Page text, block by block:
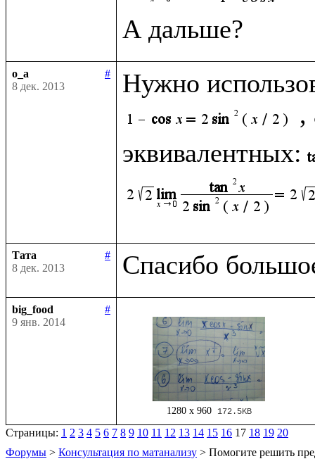
o_a
#
8 дек. 2013
Нужно
,
эквивалентных:
Тата
#
8 дек. 2013
big_food
#
9 янв. 2014
1280 x 960 172.5KB
Страницы: 1 2 3 4 5 6 7 8 9 10 11 12 13 14 15 16 17 18 19 20
Форумы > Консультация по матанализу > Помогите решить